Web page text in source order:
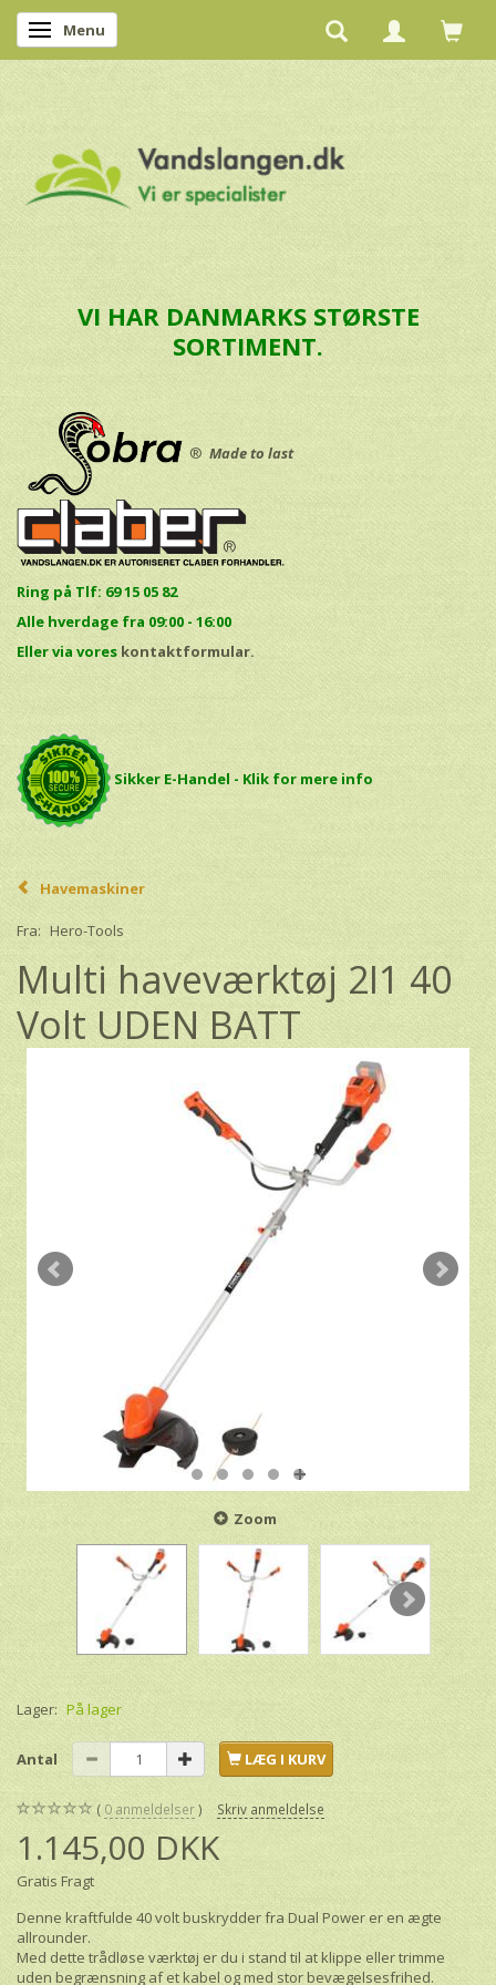
Skifte navigation
Menu
VI HAR DANMARKS STØRSTE
SORTIMENT.
® Made to last
Ring på Tlf: 69 15 05 82
Alle hverdage fra 09:00 - 16:00
Eller via vores kontaktformular.
Sikker E-Handel - Klik for mere info
Havemaskiner
Fra: Hero-Tools
Multi haveværktøj 2I1 40
Volt UDEN BATT
Zoom
Lager: På lager
Antal LÆG I KURV
0 anmeldelser Skriv anmeldelse
1.145,00 DKK
Gratis Fragt
Denne kraftfulde 40 volt buskrydder fra Dual Power er en ægte
allrounder.
Med dette trådløse værktøj er du i stand til at klippe eller trimme
uden begrænsning af et kabel og med stor bevægelsesfrihed.